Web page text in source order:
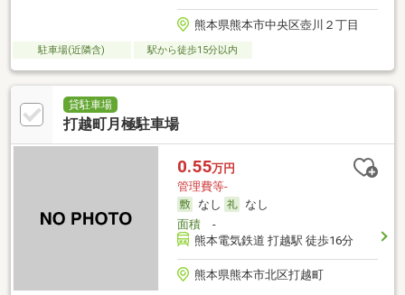
熊本県熊本市中央区壺川２丁目
駐車場(近隣含) 駅から徒歩15分以内
貸駐車場
打越町月極駐車場
0.55万円
管理費等-
なし
なし
面積-
熊本電気鉄道 打越駅 徒歩16分
熊本県熊本市北区打越町